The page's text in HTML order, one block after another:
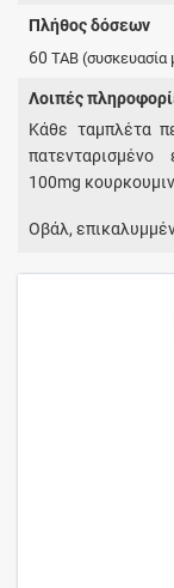
Πλήθος δόσεων
60TAB (συσκευασία
Λοιπές
Κάθε ταμπλέτα
100mg
Οβάλ,